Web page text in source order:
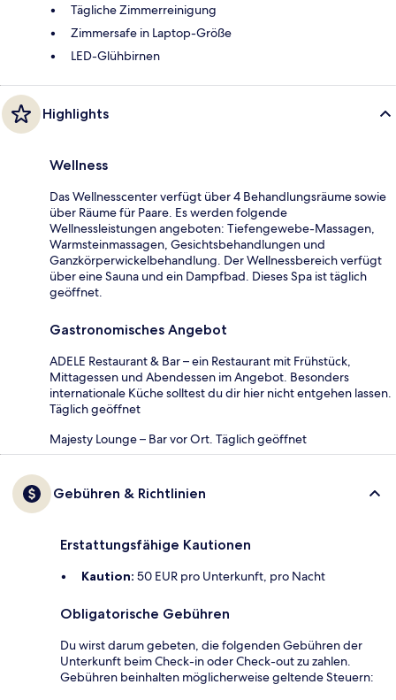
Tägliche Zimmerreinigung
Zimmersafe in Laptop-Größe
LED-Glühbirnen
Highlights
Wellness
Das Wellnesscenter verfügt über 4 Behandlungsräume sowie
über Räume für Paare. Es werden folgende
Wellnessleistungen angeboten: Tiefengewebe-Massagen,
Warmsteinmassagen, Gesichtsbehandlungen und
Ganzkörperwickelbehandlung. Der Wellnessbereich verfügt
über eine Sauna und ein Dampfbad. Dieses Spa ist täglich
geöffnet.
Gastronomisches Angebot
ADELE Restaurant & Bar – ein Restaurant mit Frühstück,
Mittagessen und Abendessen im Angebot. Besonders
internationale Küche solltest du dir hier nicht entgehen lassen.
Täglich geöffnet
Majesty Lounge – Bar vor Ort. Täglich geöffnet
Gebühren & Richtlinien
Erstattungsfähige Kautionen
Kaution: 50 EUR pro Unterkunft, pro Nacht
Obligatorische Gebühren
Du wirst darum gebeten, die folgenden Gebühren der
Unterkunft beim Check-in oder Check-out zu zahlen.
Gebühren beinhalten möglicherweise geltende Steuern: